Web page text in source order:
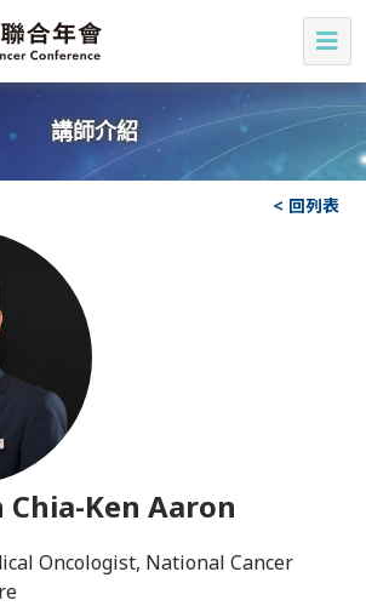
講師介紹
< 回列表
Chia-Ken Aaron
Oncologist, National Cancer